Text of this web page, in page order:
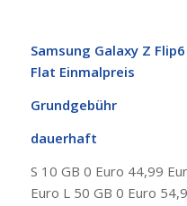
Samsung Galaxy Z
Flat Einmalpreis
Grundgebühr
dauerhaft
S 10 GB 0 Euro 44,99
Euro L 50 GB 0 Euro